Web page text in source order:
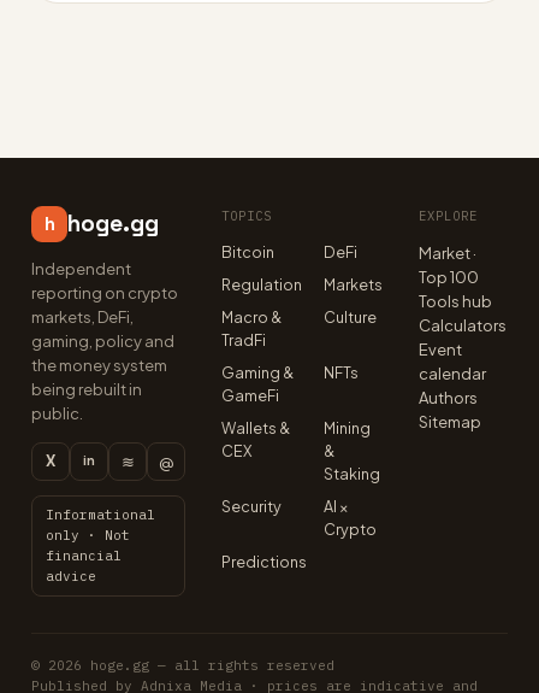
h hoge.gg
Independent
reporting on crypto
markets, DeFi,
gaming, policy and
the money system
being rebuilt in
public.
X in ≋ @
Informational
only · Not
financial
advice
TOPICS
Bitcoin
DeFi
Regulation
Markets
Macro &
TradFi
Culture
Gaming &
GameFi
NFTs
Wallets &
CEX
Mining
&
Staking
Security
AI ×
Crypto
Predictions
EXPLORE
Market ·
Top 100
Tools hub
Calculators
Event
calendar
Authors
Sitemap
© 2026 hoge.gg — all rights reserved
Published by Adnixa Media · prices are indicative and